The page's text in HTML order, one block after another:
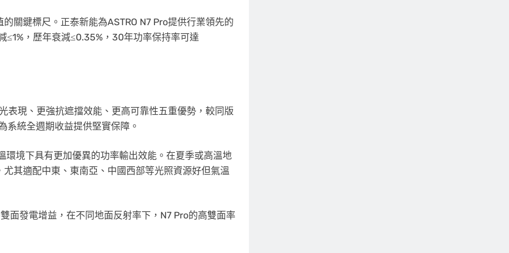
關鍵標尺。正泰新能為ASTRO N7 Pro提供行業領先的
，歷年衰減≤0.35%，30年功率保持率可達
表現、更強抗遮擋效能、更高可靠性五重優勢，較同版
系統全週期收益提供堅實保障。
境下具有更加優異的功率輸出效能。在夏季或高溫地
其適配中東、東南亞、中國西部等光照資源好但氣溫
面發電增益，在不同地面反射率下，N7 Pro的高雙面率